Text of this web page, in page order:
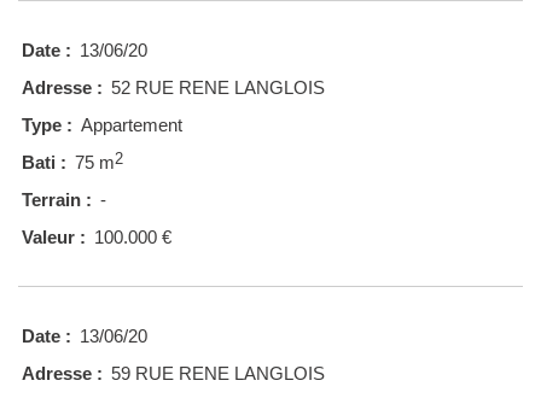
Date : 13/06/20
Adresse : 52 RUE RENE LANGLOIS
Type : Appartement
Bati : 75 m2
Terrain : -
Valeur : 100.000 €
Date : 13/06/20
Adresse : 59 RUE RENE LANGLOIS